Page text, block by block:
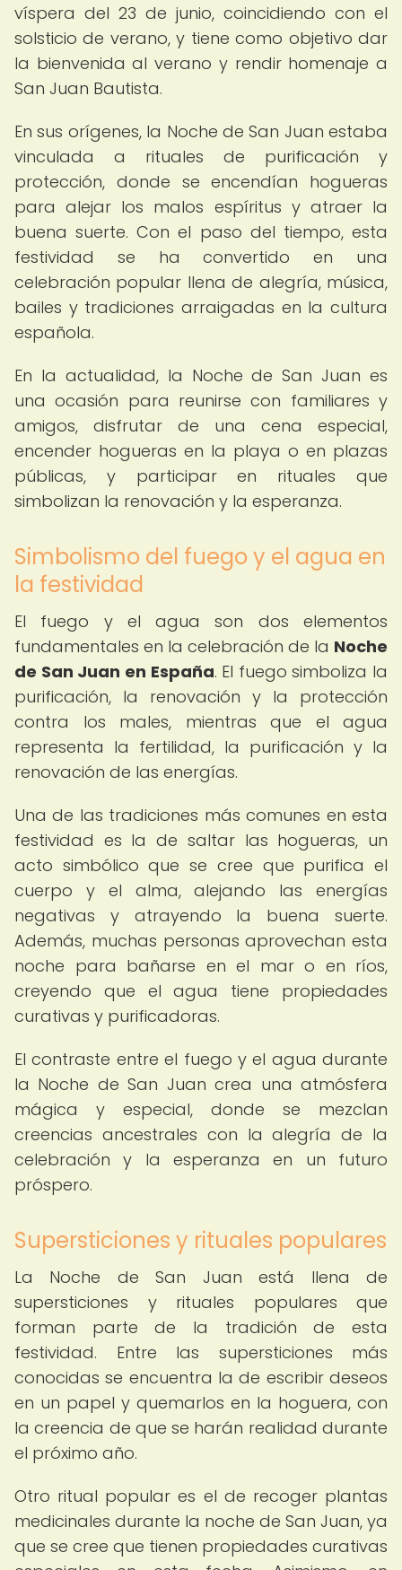
víspera del 23 de junio, coincidiendo con el
solsticio de verano, y tiene como objetivo dar
la bienvenida al verano y rendir homenaje a
San Juan Bautista.
En sus orígenes, la Noche de San Juan estaba
vinculada a rituales de purificación y
protección, donde se encendían hogueras
para alejar los malos espíritus y atraer la
buena suerte. Con el paso del tiempo, esta
festividad se ha convertido en una
celebración popular llena de alegría, música,
bailes y tradiciones arraigadas en la cultura
española.
En la actualidad, la Noche de San Juan es
una ocasión para reunirse con familiares y
amigos, disfrutar de una cena especial,
encender hogueras en la playa o en plazas
públicas, y participar en rituales que
simbolizan la renovación y la esperanza.
Simbolismo del fuego y el agua en
la festividad
El fuego y el agua son dos elementos
fundamentales en la celebración de la Noche
de San Juan en España. El fuego simboliza la
purificación, la renovación y la protección
contra los males, mientras que el agua
representa la fertilidad, la purificación y la
renovación de las energías.
Una de las tradiciones más comunes en esta
festividad es la de saltar las hogueras, un
acto simbólico que se cree que purifica el
cuerpo y el alma, alejando las energías
negativas y atrayendo la buena suerte.
Además, muchas personas aprovechan esta
noche para bañarse en el mar o en ríos,
creyendo que el agua tiene propiedades
curativas y purificadoras.
El contraste entre el fuego y el agua durante
la Noche de San Juan crea una atmósfera
mágica y especial, donde se mezclan
creencias ancestrales con la alegría de la
celebración y la esperanza en un futuro
próspero.
Supersticiones y rituales populares
La Noche de San Juan está llena de
supersticiones y rituales populares que
forman parte de la tradición de esta
festividad. Entre las supersticiones más
conocidas se encuentra la de escribir deseos
en un papel y quemarlos en la hoguera, con
la creencia de que se harán realidad durante
el próximo año.
Otro ritual popular es el de recoger plantas
medicinales durante la noche de San Juan, ya
que se cree que tienen propiedades curativas